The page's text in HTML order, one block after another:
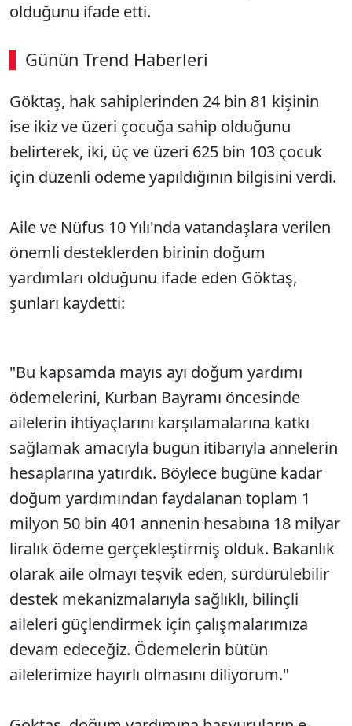
olduğunu ifade etti.
Günün Trend Haberleri
Göktaş, hak sahiplerinden 24 bin 81 kişinin
ise ikiz ve üzeri çocuğa sahip olduğunu
belirterek, iki, üç ve üzeri 625 bin 103 çocuk
için düzenli ödeme yapıldığının bilgisini verdi.
Aile ve Nüfus 10 Yılı'nda vatandaşlara verilen
önemli desteklerden birinin doğum
yardımları olduğunu ifade eden Göktaş,
şunları kaydetti:
"Bu kapsamda mayıs ayı doğum yardımı
ödemelerini, Kurban Bayramı öncesinde
ailelerin ihtiyaçlarını karşılamalarına katkı
sağlamak amacıyla bugün itibarıyla annelerin
hesaplarına yatırdık. Böylece bugüne kadar
doğum yardımından faydalanan toplam 1
milyon 50 bin 401 annenin hesabına 18 milyar
liralık ödeme gerçekleştirmiş olduk. Bakanlık
olarak aile olmayı teşvik eden, sürdürülebilir
destek mekanizmalarıyla sağlıklı, bilinçli
aileleri güçlendirmek için çalışmalarımıza
devam edeceğiz. Ödemelerin bütün
ailelerimize hayırlı olmasını diliyorum."